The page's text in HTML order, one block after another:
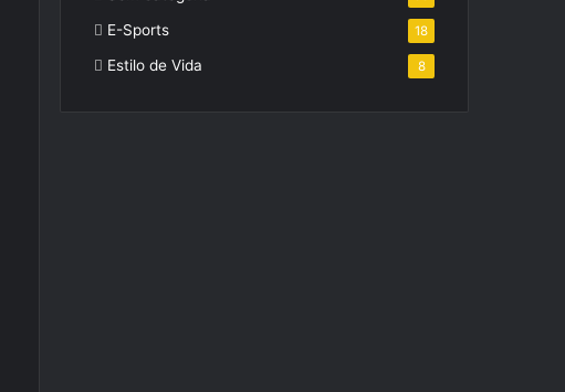
E-Sports 18
Estilo de Vida 8